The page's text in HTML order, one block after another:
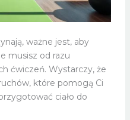
ważne jest, aby
musisz od razu
ćwiczeń. Wystarczy, że
które pomogą Ci
ciało do